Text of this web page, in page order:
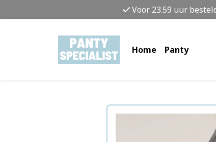
Voor 23.59 uur
Home Panty